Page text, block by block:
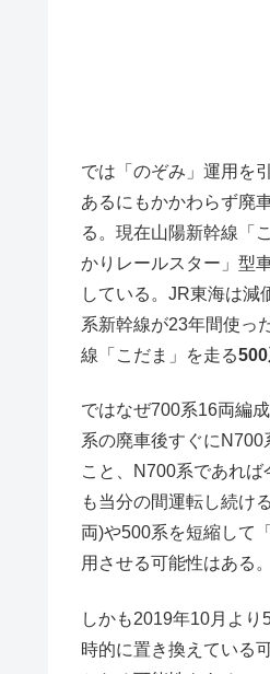
では「のぞみ」運用を
あるにもかかわらず廃
る。現在山陽新幹線「
かりレールスター」型
している。JR東海は減
系新幹線が23年間使っ
線「こだま」を走る
ではなぜ700系16両編
系の廃車後すぐに
こと、N700系であれ
も当分の間運転し続け
両)や500系を短縮して
用させる可能性はある。
しかも2019年10月よ
時的に置き換えている